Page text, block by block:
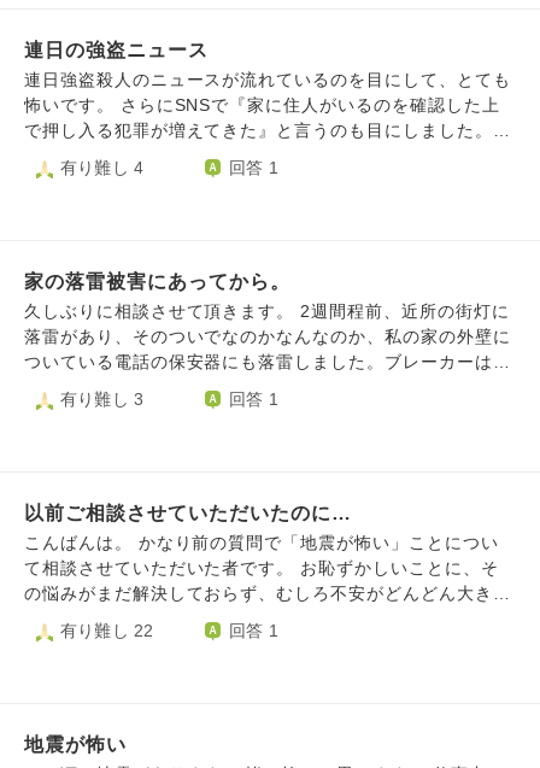
いという生活を送りました。 私の家族や近しい親族、友人
も皆無事でしたが、火災で立ち上る煙や真っ赤に染まる当日
の夜の空、液状化現象、、、 あの日の揺れ、体験したこ
とは忘れることはありません。 もちろん、ずっと前からこ
たが、ここまで辛く涙が出てくるほどではなく、もっと冷静
体験をした方も多かったのもあり、今ほど辛いと感じなかっ
たのかもしれません。 東京での生活が10年を超えて、その
間に子供が生まれて、40歳を超え、いろいろなことが感じら
れるようになり、自分が生き残ったことは当たり前ではな
近年立て続けに起こっている大きな災害に遭われた方のこと
日々の仕事や生活をこなしていく。 これが周り回って社会
や困っている人の少しでも助けになっている、と普段から考
えているのですが、特にここ数年の1/17あたりの心の振れ幅
が大きく、自分でもただただ辛く悩んでおります。 気持ち
を聞いていただき、ありがとうございました。
連日の強盗ニュース
連日強盗殺人のニュースが流れているのを目にして、とても
怖いです。 さらにSNSで『家に住人がいるのを確認した上
で押し入る犯罪が増えてきた』と言うのも目にしました。コ
メント欄では日本は治安が悪くなったから武装すべきだ、催
涙スプレーを携帯すべき。枕元にナイフを置いているとかい
を割らずバールでこじ開けられ、部屋はぐちゃぐちゃにされ
ていました。 その後すぐに窓は鍵を追加し、防犯カメラも
設置しましたが、こういうことって本当に起きるんだと実感
してしまいました。 だから我が家にも強盗が来るかもと思
うしよう、家の中も安心できず安心できる場所がなくハラハ
有り難し 4 回答 1
家の落雷被害にあってから。
久しぶりに相談させて頂きます。 2週間程前、近所の街灯に
落雷があり、そのついでなのかなんなのか、私の家の外壁に
ついている電話の保安器にも落雷しました。ブレーカーは大
丈夫で、保安器のすぐそばにあるエアコンのみ故障し、他の
家電は無事でした。因みに、他2軒被害にあっています(テレ
また家だけに落ちるんじゃないか？』『火事になるんじゃな
いか？』とずっと考えてしまいます。 電気屋さん曰く、外
壁の電話保安器にはよく落雷するらしいので、次に落雷して
も家の中に入らないように、繋がってた線を外して貰ったり
セントを買ってみたりしたのですが、それでも嫌だと思って
り得ない』と言われますが、それでも恐怖でちょっとした音
有り難し 3 回答 1
以前ご相談させていただいたのに…
こんばんは。 かなり前の質問で「地震が怖い」ことについ
て相談させていただいた者です。 お恥ずかしいことに、そ
の悩みがまだ解決しておらず、むしろ不安がどんどん大きく
なっているような気がします。 特に、先日南海トラフ地震
の注意報が出てからよりひどくなってしまいました。 何を
に涙がとまらなくなってしまい、家族に背中をさすってもら
有り難し 22 回答 1
地震が怖い